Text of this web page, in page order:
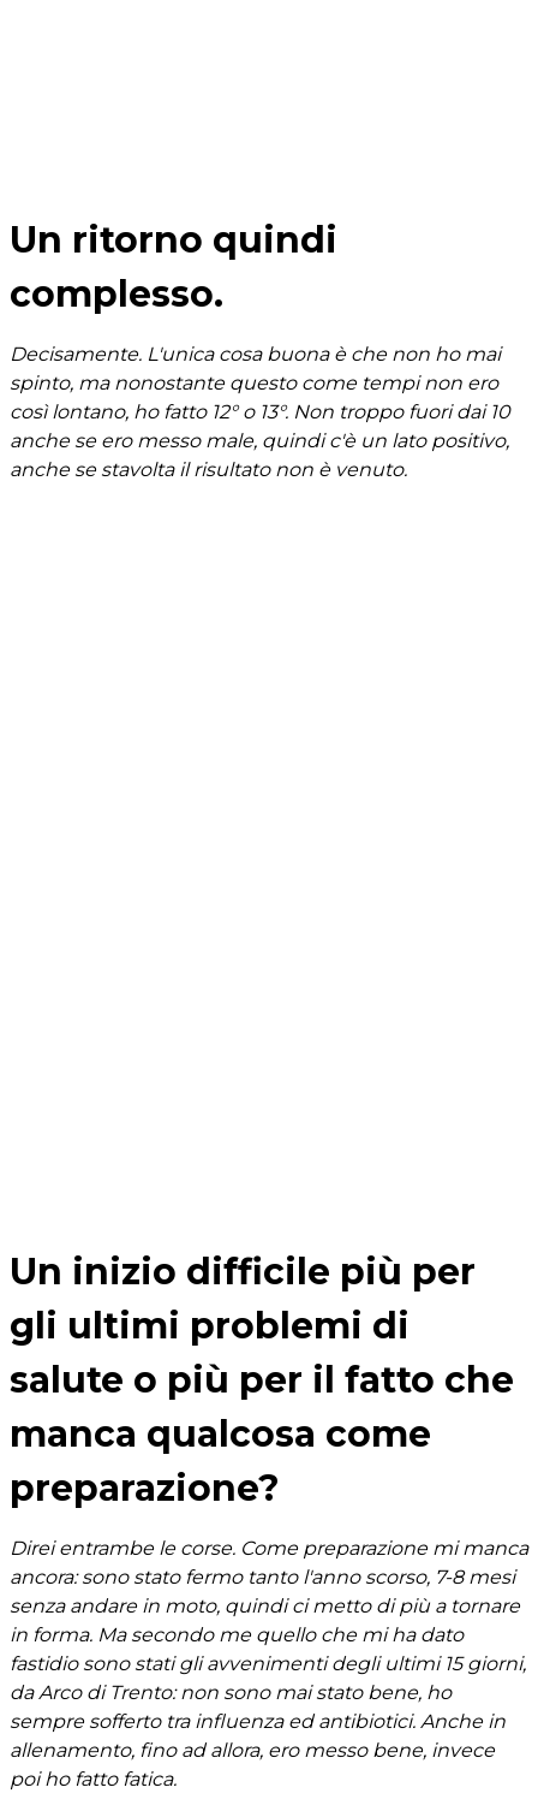
Un ritorno quindi
complesso.
Decisamente. L'unica cosa buona è che non ho mai
spinto, ma nonostante questo come tempi non ero
così lontano, ho fatto 12° o 13°. Non troppo fuori dai 10
anche se ero messo male, quindi c'è un lato positivo,
anche se stavolta il risultato non è venuto.
Un inizio difficile più per
gli ultimi problemi di
salute o più per il fatto che
manca qualcosa come
preparazione?
Direi entrambe le corse. Come preparazione mi manca
ancora: sono stato fermo tanto l'anno scorso, 7-8 mesi
senza andare in moto, quindi ci metto di più a tornare
in forma. Ma secondo me quello che mi ha dato
fastidio sono stati gli avvenimenti degli ultimi 15 giorni,
da Arco di Trento: non sono mai stato bene, ho
sempre sofferto tra influenza ed antibiotici. Anche in
allenamento, fino ad allora, ero messo bene, invece
poi ho fatto fatica.